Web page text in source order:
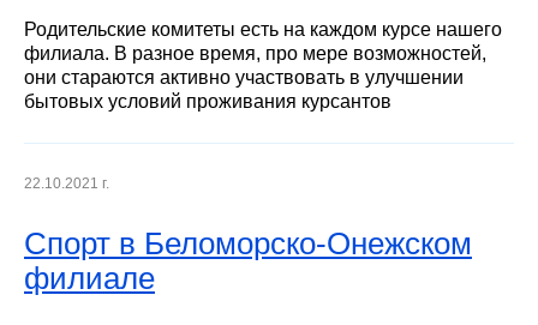
Родительские комитеты есть на каждом курсе нашего
филиала. В разное время, про мере возможностей,
они стараются активно участвовать в улучшении
бытовых условий проживания курсантов
22.10.2021 г.
Спорт в Беломорско-Онежском
филиале